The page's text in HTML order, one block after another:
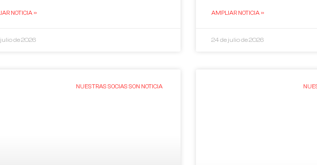
NOTICIA »
de 2026
AMPLIAR NOTICIA »
24 de julio de 2026
NUESTRAS SOCIAS SON NOTICIA